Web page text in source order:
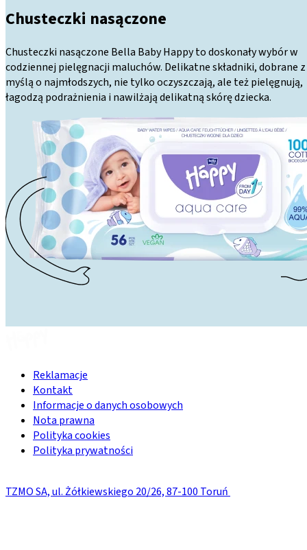
Chusteczki nasączone
Chusteczki nasączone Bella Baby Happy to doskonały wybór w
codziennej pielęgnacji maluchów. Delikatne składniki, dobrane z
myślą o najmłodszych, nie tylko oczyszczają, ale też pielęgnują,
łagodzą podrażnienia i nawilżają delikatną skórę dziecka.
Reklamacje
Kontakt
Informacje o danych osobowych
Nota prawna
Polityka cookies
Polityka prywatności
TZMO SA, ul. Żółkiewskiego 20/26, 87-100 Toruń